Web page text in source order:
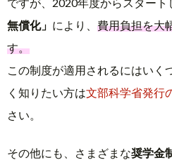
無償化」 により、 費用負担を大
す。
この制度が適用されるにはいく
く知りたい方は文部科学省発行
さい。
その他にも、さまざまな奨学金